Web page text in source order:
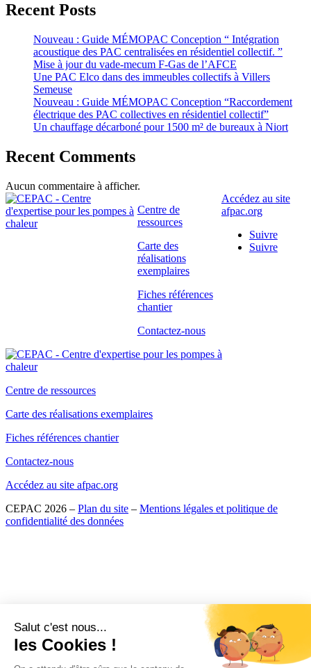
Recent Posts
Nouveau : Guide MÉMOPAC Conception “ Intégration
acoustique des PAC centralisées en résidentiel collectif. ”
Mise à jour du vade-mecum F-Gas de l’AFCE
Une PAC Elco dans des immeubles collectifs à Villers
Semeuse
Nouveau : Guide MÉMOPAC Conception “Raccordement
électrique des PAC collectives en résidentiel collectif”
Un chauffage décarboné pour 1500 m² de bureaux à Niort
Recent Comments
Aucun commentaire à afficher.
Centre de
ressources
Carte des
réalisations
exemplaires
Fiches références
chantier
Contactez-nous
Accédez au site
afpac.org
Suivre
Suivre
Centre de ressources
Carte des réalisations exemplaires
Fiches références chantier
Contactez-nous
Accédez au site afpac.org
CEPAC 2026 – Plan du site – Mentions légales et politique de
confidentialité des données